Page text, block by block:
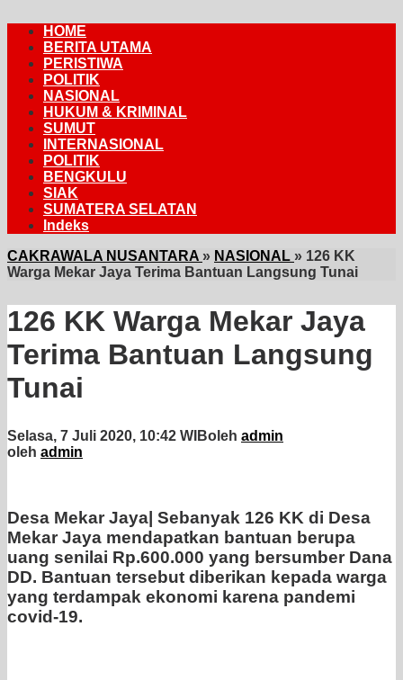
HOME
BERITA UTAMA
PERISTIWA
POLITIK
NASIONAL
HUKUM & KRIMINAL
SUMUT
INTERNASIONAL
POLITIK
BENGKULU
SIAK
SUMATERA SELATAN
Indeks
CAKRAWALA NUSANTARA » NASIONAL » 126 KK
Warga Mekar Jaya Terima Bantuan Langsung Tunai
126 KK Warga Mekar Jaya
Terima Bantuan Langsung
Tunai
Selasa, 7 Juli 2020, 10:42 WIBoleh admin
oleh admin
Desa Mekar Jaya| Sebanyak 126 KK di Desa
Mekar Jaya mendapatkan bantuan berupa
uang senilai Rp.600.000 yang bersumber Dana
DD. Bantuan tersebut diberikan kepada warga
yang terdampak ekonomi karena pandemi
covid-19.